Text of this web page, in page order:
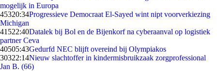
mogelijk in Europa
45320:34Progressieve Democraat El-Sayed wint nipt voorverkiezing
Michigan
41522:40Datalek bij Bol en de Bijenkorf na cyberaanval op logistiek
partner Ceva
40505:43Gedurfd NEC blijft overeind bij Olympiakos
30322:14Nieuw slachtoffer in kindermisbruikzaak zorgprofessional
Jan B. (66)